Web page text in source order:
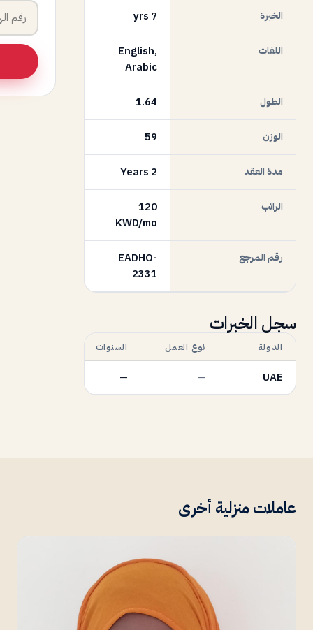
الخبرة 7 yrs
اللغات
English,
Arabic
الطول 1.64
الوزن 59
مدة العقد 2 Years
الراتب
120
KWD/mo
رقم المرجع
EADHO-
2331
سجل الخبرات
الدولة نوع العمل السنوات
UAE
—
—
عاملات منزلية أخرى